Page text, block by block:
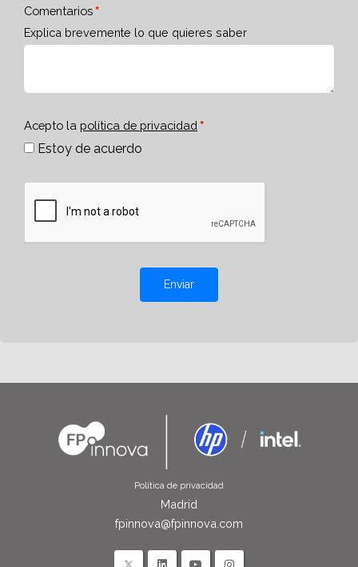
Comentarios
Explica brevemente lo que quieres saber
Acepto la política de privacidad
Estoy de acuerdo
Enviar
Política de privacidad
Madrid
fpinnova@fpinnova.com